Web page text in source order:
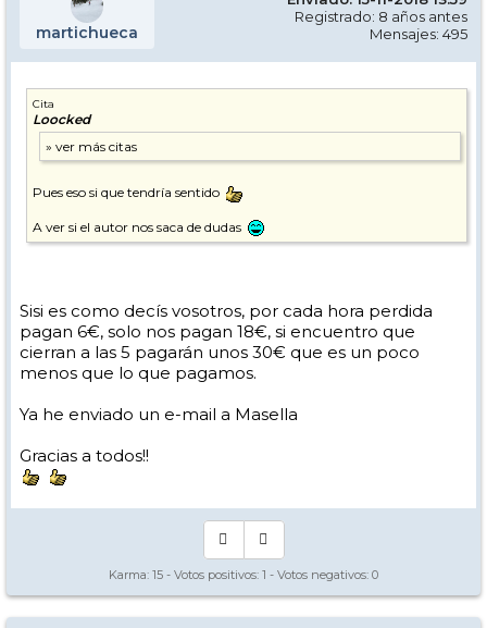
martichueca
Registrado: 8 años antes
Mensajes: 495
Cita
Loocked
Pues eso si que tendría sentido
A ver si el autor nos saca de dudas
Sisi es como decís vosotros, por cada hora perdida
pagan 6€, solo nos pagan 18€, si encuentro que
cierran a las 5 pagarán unos 30€ que es un poco
menos que lo que pagamos.
Ya he enviado un e-mail a Masella
Gracias a todos!!
Karma: 15 - Votos positivos: 1 - Votos negativos: 0